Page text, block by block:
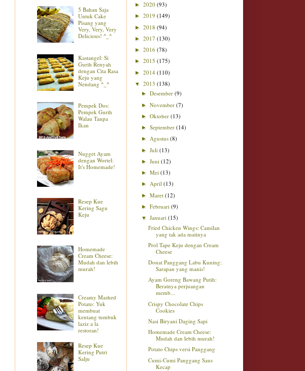
5 Bahan Saja
Untuk Cake
Pisang yang
Very, Very, Very
Delicious! ^_^
Kastangel: Si
Gurih Renyah
dengan Cita Rasa
Keju yang
Nendang ^_^
Pempek Dos:
Pempek Gurih
Walau Tanpa
Ikan
Nugget Ayam
dengan Wortel:
It's Homemade!
Resep Kue
Kering Sagu
Keju
Homemade
Cream Cheese:
Mudah dan lebih
murah!
Creamy Mashed
Potato: Yuk
membuat
kentang tumbuk
laziz a la
restoran!
Resep Kue
Kering Putri
Salju
► 2020 (93)
► 2019 (149)
► 2018 (94)
► 2017 (130)
► 2016 (78)
► 2015 (175)
► 2014 (110)
▼ 2013 (138)
►Desember(9)
►November(7)
►Oktober(13)
►September(14)
►Agustus(8)
►Juli(13)
►Juni(12)
►Mei(13)
►April(13)
►Maret(12)
►Februari(9)
▼Januari(15)
Fried Chicken Wings: Camilan
yang tak ada matinya
Prol Tape Keju dengan Cream
Cheese
Donat Panggang Labu Kuning:
Sarapan yang manis!
Ayam Goreng Bawang Putih:
Beratnya perjuangan
memb...
Crispy Chocolate Chips
Cookies
Nasi Biryani Daging Sapi
Homemade Cream Cheese:
Mudah dan lebih murah!
Potato Chips versi Panggang
Cumi-Cumi Panggang Saus
Kecap